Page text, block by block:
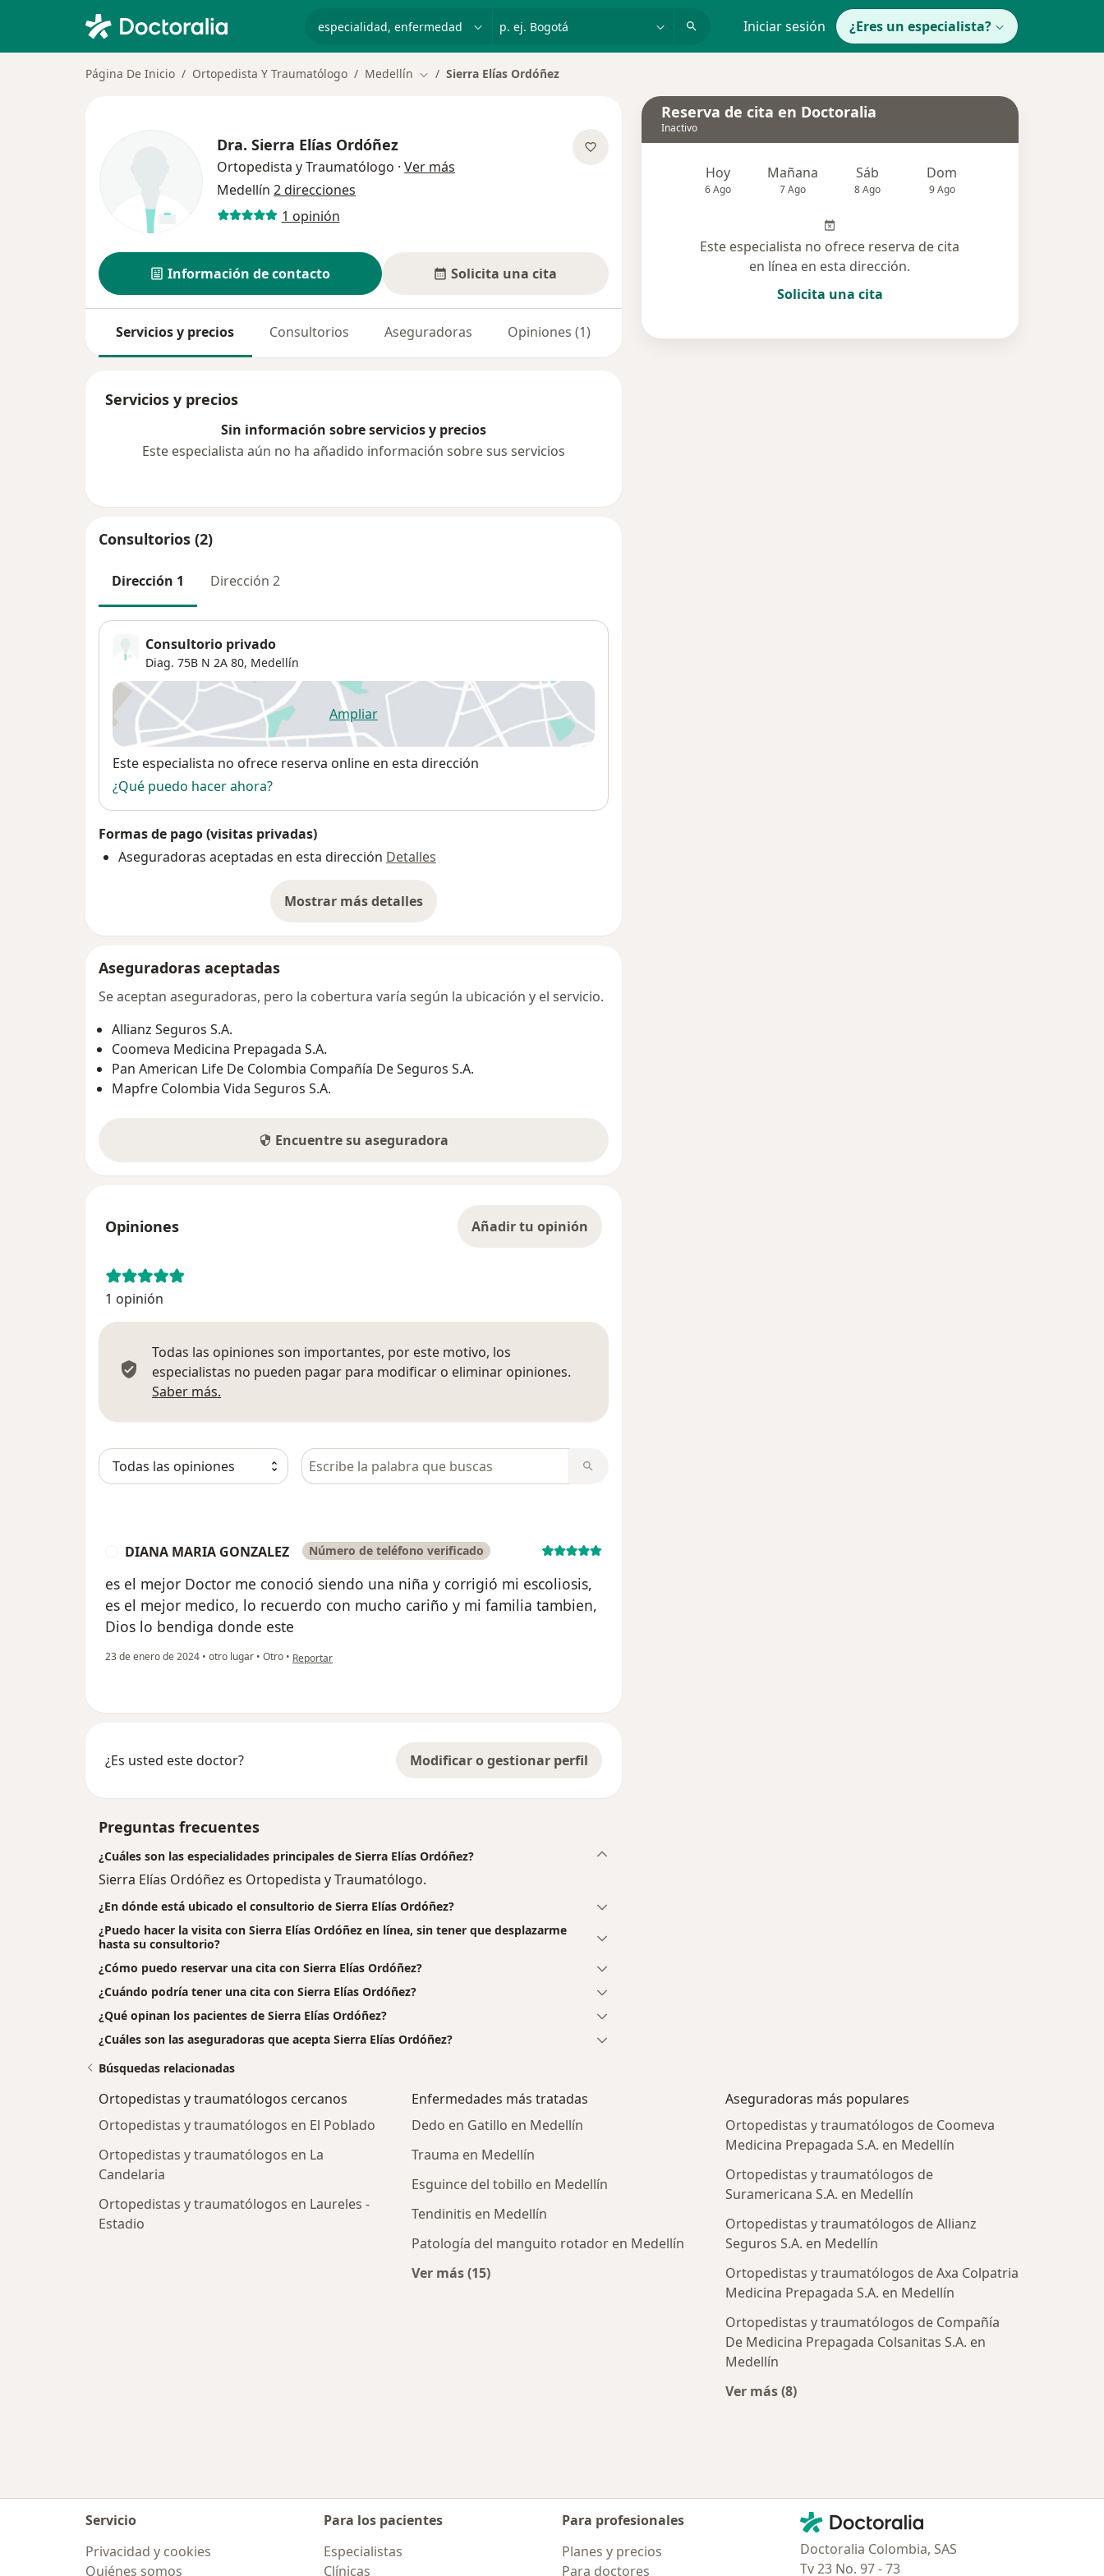
p. ej. Bogotá Iniciar sesión ¿Eres un especialista?
Página De Inicio Ortopedista Y Traumatólogo Medellín Cambiar de ciudad
Sierra Elías Ordóñez
Dra. Sierra Elías Ordóñez
Ortopedista y Traumatólogo · Ver más
Medellín 2 direcciones
1 opinión
Información de contacto Solicita una cita
Servicios y precios Consultorios Aseguradoras Opiniones (1)
Servicios y precios
Sin información sobre servicios y precios
Este especialista aún no ha añadido información sobre sus servicios
Consultorios (2)
Dirección 1 Dirección 2
Consultorio privado
Diag. 75B N 2A 80, Medellín
Ampliarse abre en una nueva pestaña
Disponibilidad
Este especialista no ofrece reserva online en esta dirección
¿Qué puedo hacer ahora?
Formas de pago (visitas privadas)
Aseguradoras aceptadas en esta dirección Detalles
Mostrar más detalles
sobre la dirección
Aseguradoras aceptadas
Se aceptan aseguradoras, pero la cobertura varía según la ubicación y el servicio.
Allianz Seguros S.A.
Coomeva Medicina Prepagada S.A.
Pan American Life De Colombia Compañía De Seguros S.A.
Mapfre Colombia Vida Seguros S.A.
Encuentre su aseguradora
Opiniones Añadir tu opinión
1 opinión
Todas las opiniones son importantes, por este motivo, los
especialistas no pueden pagar para modificar o eliminar opiniones.
Saber más.
Busca en opiniones
DIANA MARIA GONZALEZ Número de teléfono verificado
es el mejor Doctor me conoció siendo una niña y corrigió mi escoliosis,
es el mejor medico, lo recuerdo con mucho cariño y mi familia tambien,
Dios lo bendiga donde este
23 de enero de 2024 • otro lugar • Otro • en opinión del usuario DIANA MARIA GONZALEZ
Reportar
¿Es usted este doctor? Modificar o gestionar perfil
Preguntas frecuentes
¿Cuáles son las especialidades principales de Sierra Elías Ordóñez?
Sierra Elías Ordóñez es Ortopedista y Traumatólogo.
¿En dónde está ubicado el consultorio de Sierra Elías Ordóñez?
¿Puedo hacer la visita con Sierra Elías Ordóñez en línea, sin tener que desplazarme
hasta su consultorio?
¿Cómo puedo reservar una cita con Sierra Elías Ordóñez?
¿Cuándo podría tener una cita con Sierra Elías Ordóñez?
¿Qué opinan los pacientes de Sierra Elías Ordóñez?
¿Cuáles son las aseguradoras que acepta Sierra Elías Ordóñez?
Reserva de cita en Doctoralia
Inactivo
Hoy
6 Ago
Mañana
7 Ago
Sáb
8 Ago
Dom
9 Ago
Este especialista no ofrece reserva de cita
en línea en esta dirección.
Solicita una cita
Búsquedas relacionadas
Ortopedistas y traumatólogos cercanos
Ortopedistas y traumatólogos en El Poblado
Ortopedistas y traumatólogos en La
Candelaria
Ortopedistas y traumatólogos en Laureles -
Estadio
Enfermedades más tratadas
Dedo en Gatillo en Medellín
Trauma en Medellín
Esguince del tobillo en Medellín
Tendinitis en Medellín
Patología del manguito rotador en Medellín
Ver más (15)
Más en esta categoría: Enfermedades más tratadas
Aseguradoras más populares
Ortopedistas y traumatólogos de Coomeva
Medicina Prepagada S.A. en Medellín
Ortopedistas y traumatólogos de
Suramericana S.A. en Medellín
Ortopedistas y traumatólogos de Allianz
Seguros S.A. en Medellín
Ortopedistas y traumatólogos de Axa Colpatria
Medicina Prepagada S.A. en Medellín
Ortopedistas y traumatólogos de Compañía
De Medicina Prepagada Colsanitas S.A. en
Medellín
Ver más (8)
Servicio
Privacidad y cookies
Quiénes somos
Para los pacientes
Especialistas
Clínicas
Para profesionales
Planes y precios
Para doctores
Contacto
Doctoralia - Página de inicio
Doctoralia Colombia, SAS
Tv 23 No. 97 - 73